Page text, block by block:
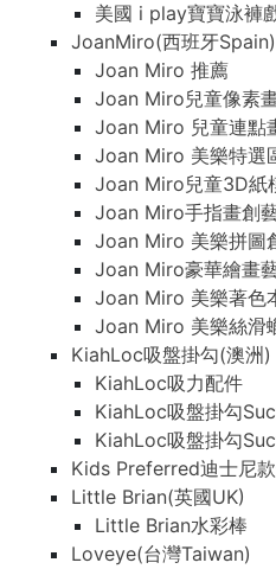
美國 i play寶寶泳褲
JoanMiro(西班牙Spain)
Joan Miro 推薦
Joan Miro兒童像素
Joan Miro 兒童連點
Joan Miro 美樂特選
Joan Miro兒童3D紙
Joan Miro手指畫創
Joan Miro 美樂拼圖
Joan Miro豪華繪畫
Joan Miro 美樂著色
Joan Miro 美樂絲滑
KiahLoc吸盤掛勾(澳洲)
KiahLoc吸力配件
KiahLoc吸盤掛勾
KiahLoc吸盤掛勾
Kids Preferred迪士尼
Little Brian(英國UK)
Little Brian水彩棒
Loveye(台灣Taiwan)